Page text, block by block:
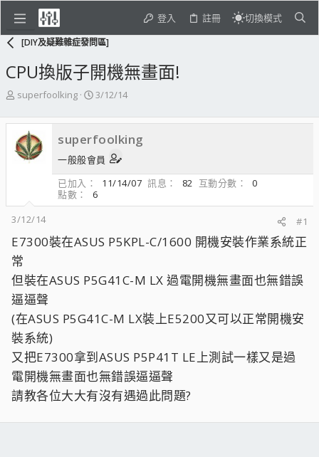
登入 註冊 切換模式
[DIY及疑難雜症發問區]
CPU換版子開機無畫面!
主
發
起
人
superfoolking
開
日
期
3/12/14
superfoolking
一般般會員
已加入
11/14/07 訊息 82 互動分數
0
點數
6
3/12/14
#1
E7300裝在ASUS P5KPL-C/1600 開機安裝作業系統正
常
但裝在ASUS P5G41C-M LX 過電開機無畫面也無錯誤
逼逼聲
(在ASUS P5G41C-M LX裝上E5200又可以正常開機安
裝系統)
又把E7300拿到ASUS P5P41T LE上測試一樣又是過
電開機無畫面也無錯誤逼逼聲
請教各位大大有沒有遇過此問題?